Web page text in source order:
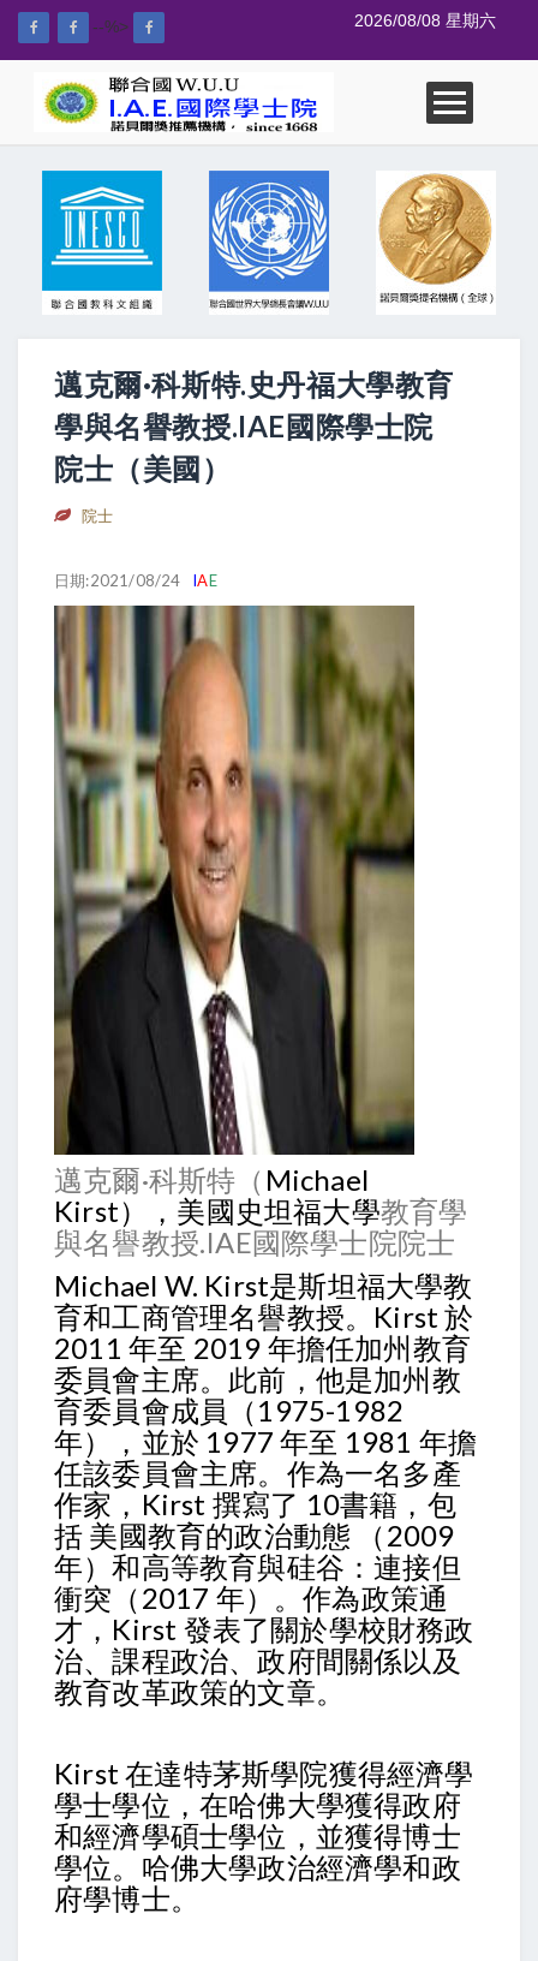
--%> 2026/08/08 星期六
邁克爾·科斯特.史丹福大學教育
學與名譽教授.IAE國際學士院
院士（美國）
院士
日期:2021/08/24 IAE
邁克爾·科斯特（ Michael
Kirst），美國史坦福大學教育學
與名譽教授.IAE國際學士院院士
Michael W. Kirst是斯坦福大學教
育和工商管理名譽教授。Kirst 於
2011 年至 2019 年擔任加州教育
委員會主席。此前，他是加州教
育委員會成員（1975-1982
年），並於 1977 年至 1981 年擔
任該委員會主席。作為一名多產
作家，Kirst 撰寫了 10書籍，包
括 美國教育的政治動態 （2009
年）和高等教育與硅谷：連接但
衝突（2017 年）。作為政策通
才，Kirst 發表了關於學校財務政
治、課程政治、政府間關係以及
教育改革政策的文章。
Kirst 在達特茅斯學院獲得經濟學
學士學位，在哈佛大學獲得政府
和經濟學碩士學位，並獲得博士
學位。哈佛大學政治經濟學和政
府學​​博士。